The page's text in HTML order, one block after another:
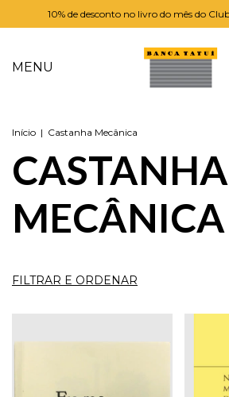
10% de desconto no livro do mês do
MENU
Início | Castanha Mecânica
CASTANHA
MECÂNICA
FILTRAR E ORDENAR